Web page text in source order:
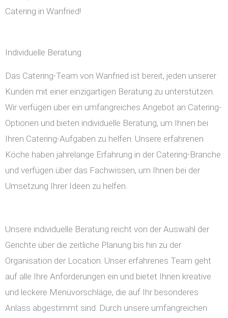
Catering in Wanfried!
Individuelle Beratung
Das Catering-Team von Wanfried ist bereit, jeden unserer
Kunden mit einer einzigartigen Beratung zu unterstützen.
Wir verfügen über ein umfangreiches Angebot an Catering-
Optionen und bieten individuelle Beratung, um Ihnen bei
Ihren Catering-Aufgaben zu helfen. Unsere erfahrenen
Köche haben jahrelange Erfahrung in der Catering-Branche
und verfügen über das Fachwissen, um Ihnen bei der
Umsetzung Ihrer Ideen zu helfen.
Unsere individuelle Beratung reicht von der Auswahl der
Gerichte über die zeitliche Planung bis hin zu der
Organisation der Location. Unser erfahrenes Team geht
auf alle Ihre Anforderungen ein und bietet Ihnen kreative
und leckere Menüvorschläge, die auf Ihr besonderes
Anlass abgestimmt sind. Durch unsere umfangreichen